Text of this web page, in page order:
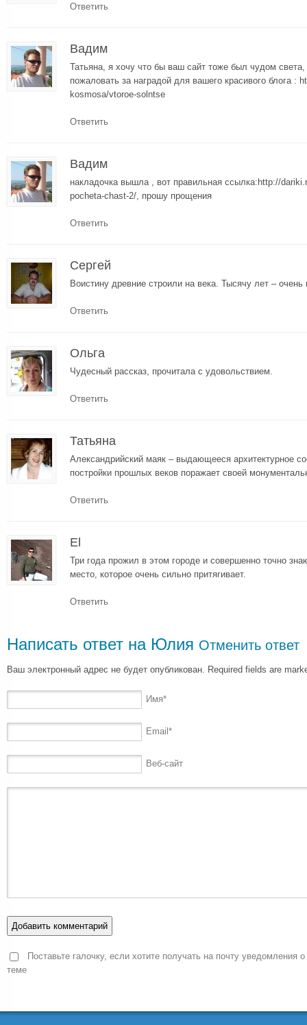
Ответить
Вадим
Татьяна, я хочу что бы ваш сайт тоже был чудом
пожаловать за наградой для вашего красивого блога :
kosmosa/vtoroe-solntse
Ответить
Вадим
накладочка вышла , вот правильная ссылка:http://
pocheta-chast-2/, прошу прощения
Ответить
Сергей
Воистину древние строили на века. Тысячу лет – очень
Ответить
Ольга
Чудесный рассказ, прочитала с удовольствием.
Ответить
Татьяна
Александрийский маяк – выдающееся архитектурное
постройки прошлых веков поражает своей
Ответить
El
Три года прожил в этом городе и совершенно точно
место, которое очень сильно притягивает.
Ответить
Написать ответ на Юлия Отменить ответ
Ваш электронный адрес не будет опубликован. Required fields are
Имя*
Email *
Веб-сайт
Поставьте галочку, если хотите получать на почту уведомления
теме